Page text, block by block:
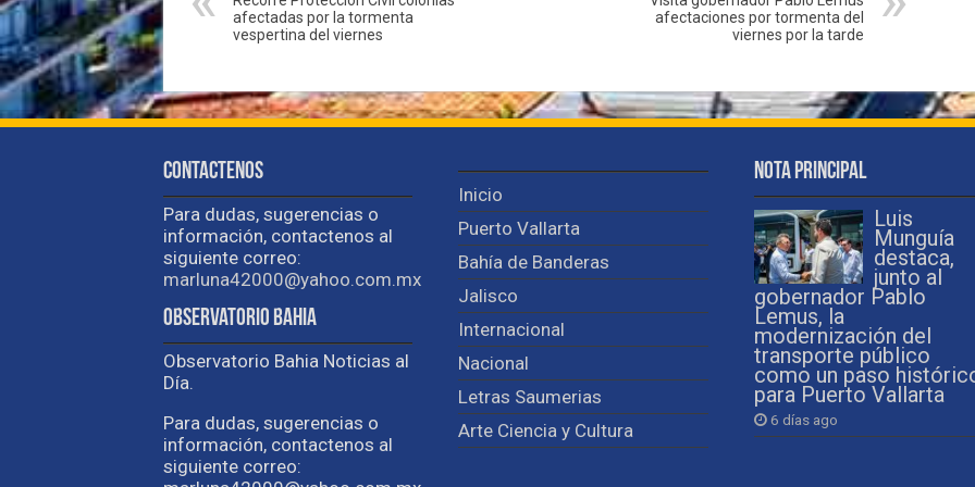
afectadas por la tormenta
vespertina del viernes
afectaciones por tormenta del
viernes por la tarde
Contactenos
Para dudas, sugerencias o
información, contactenos al
siguiente correo:
marluna42000@yahoo.com.mx
Observatorio Bahia
Observatorio Bahia Noticias al
Día.
Para dudas, sugerencias o
información, contactenos al
siguiente correo:
Inicio
Puerto Vallarta
Bahía de Banderas
Jalisco
Internacional
Nacional
Letras Saumerias
Arte Ciencia y Cultura
Nota Principal
Luis
Munguía
destaca,
junto al
gobernador Pablo
Lemus, la
modernización del
transporte público
como un paso
para Puerto Vallarta
6 días ago